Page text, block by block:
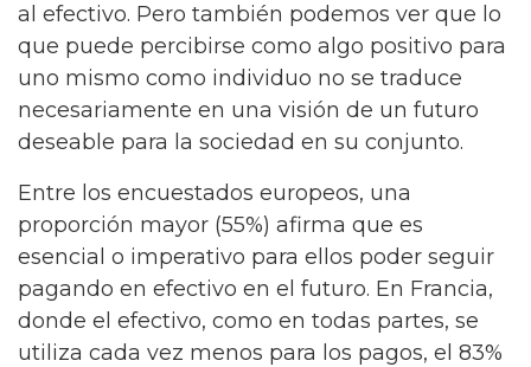
al efectivo. Pero también podemos ver que lo
que puede percibirse como algo positivo para
uno mismo como individuo no se traduce
necesariamente en una visión de un futuro
deseable para la sociedad en su conjunto.
Entre los encuestados europeos, una
proporción mayor (55%) afirma que es
esencial o imperativo para ellos poder seguir
pagando en efectivo en el futuro. En Francia,
donde el efectivo, como en todas partes, se
utiliza cada vez menos para los pagos, el 83%